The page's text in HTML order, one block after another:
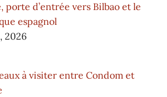
porte d’entrée vers Bilbao et le
espagnol
2026
à visiter entre Condom et